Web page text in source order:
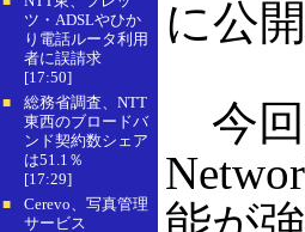
ツ・ADSLやひか
り電話ルータ利用
者に誤請求
[17:50]
■
総務省調査、NTT
東西のブロードバ
ンド契約数シェア
は51.1％
[17:29]
■
Cerevo、写真管理
サービス
に公
今回